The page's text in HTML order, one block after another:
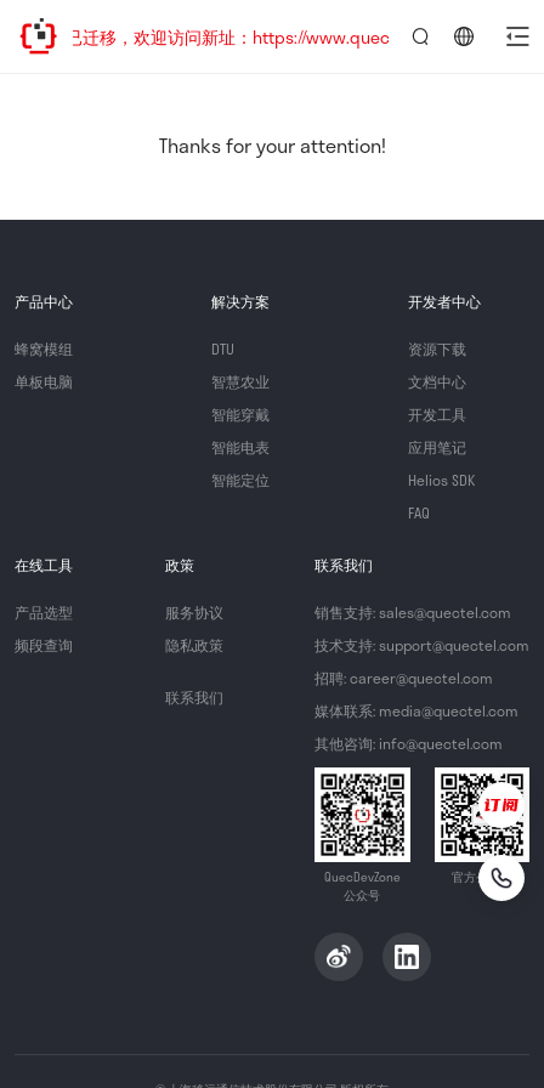
站地址已迁移，欢迎访问新址：https://www.quectel.com.cn
Thanks for your attention!
产品中心
蜂窝模组
单板电脑
解决方案
DTU
智慧农业
智能穿戴
智能电表
智能定位
开发者中心
资源下载
文档中心
开发工具
应用笔记
Helios SDK
FAQ
在线工具
产品选型
频段查询
政策
服务协议
隐私政策
联系我们
联系我们
销售支持: sales@quectel.com
技术支持: support@quectel.com
招聘: career@quectel.com
媒体联系: media@quectel.com
其他咨询: info@quectel.com
QuecDevZone
公众号
官方公众号